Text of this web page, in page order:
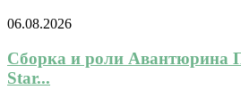
06.08.2026
Сборка и роли Авантюрина
Star...